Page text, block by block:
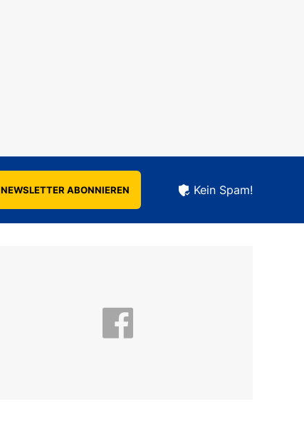
NEWSLETTER ABONNIEREN Kein Spam!